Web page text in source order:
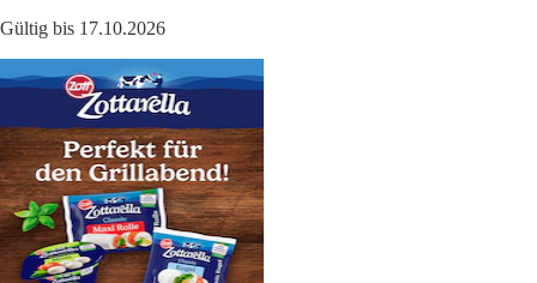
Gültig bis 17.10.2026